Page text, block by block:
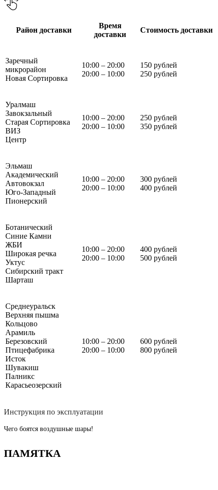
Район доставки
Время
доставки
Стоимость доставки
Заречный
микрорайон
Новая Сортировка
10:00 – 20:00
20:00 – 10:00
150 рублей
250 рублей
Уралмаш
Завокзальный
Старая Сортировка
ВИЗ
Центр
10:00 – 20:00
20:00 – 10:00
250 рублей
350 рублей
Эльмаш
Академический
Автовокзал
Юго-Западный
Пионерский
10:00 – 20:00
20:00 – 10:00
300 рублей
400 рублей
Ботанический
Синие Камни
ЖБИ
Широкая речка
Уктус
Сибирский тракт
Шарташ
10:00 – 20:00
20:00 – 10:00
400 рублей
500 рублей
Среднеуральск
Верхняя пышма
Кольцово
Арамиль
Березовский
Птицефабрика
Исток
Шувакиш
Палникс
Карасьеозерский
10:00 – 20:00
20:00 – 10:00
600 рублей
800 рублей
Инструкция по эксплуатации
Чего боятся воздушные шары!
ПАМЯТКА